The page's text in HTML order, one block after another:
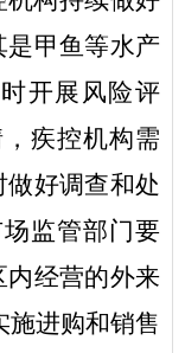
是甲鱼等水产
开展风险评
疾控机构需
好调查和处
监管部门要
经营的外来
施进购和销售